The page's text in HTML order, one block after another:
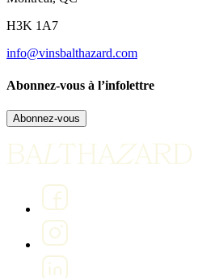
H3K 1A7
info@vinsbalthazard.com
Abonnez-vous à l’infolettre
Abonnez-vous